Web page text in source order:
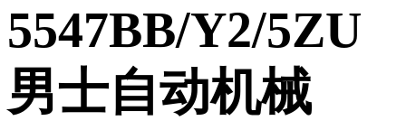
5547BB/Y2/5ZU
男士自动机械